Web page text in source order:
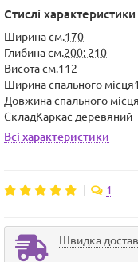
Стислі характеристики
Ширина см.170
Глибина см.200; 210
Висота см.112
Ширина спального місця
Довжина спального місця
СкладКаркас деревяний
Всі характеристики
1
Швидка